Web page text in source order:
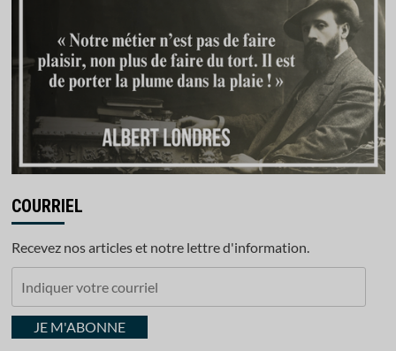
COURRIEL
Recevez nos articles et notre lettre d'information.
courrielJE M'ABONNE